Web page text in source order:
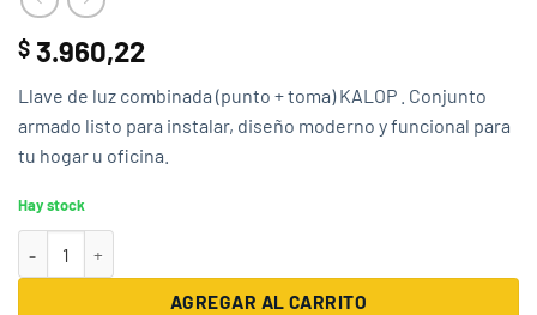
$ 3.960,22
Llave de luz combinada (punto + toma) KALOP . Conjunto
armado listo para instalar, diseño moderno y funcional para
tu hogar u oficina.
Hay stock
AGREGAR AL CARRITO